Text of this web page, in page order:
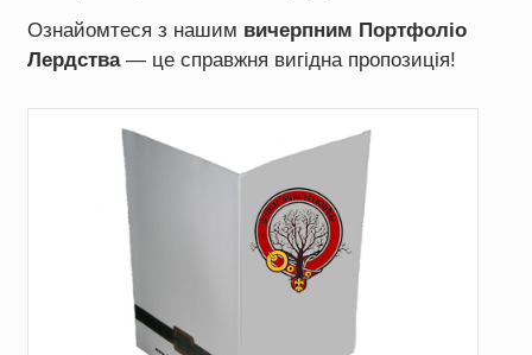
Ознайомтеся з нашим вичерпним Портфоліо
Лердства— це справжня вигідна пропозиція!